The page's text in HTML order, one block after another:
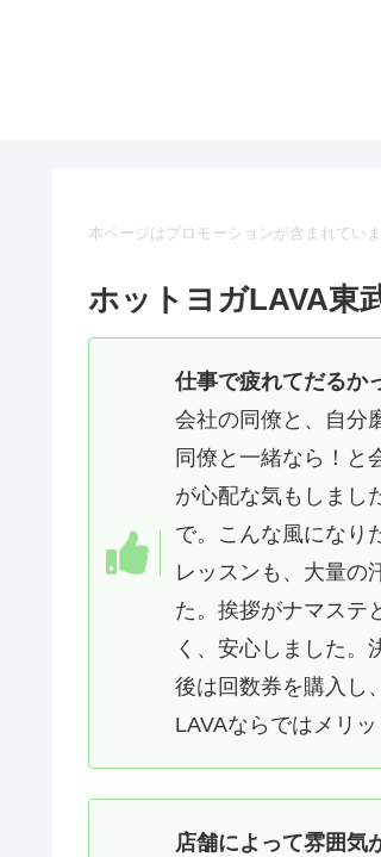
本ページはプロモーションが含まれてい
ホットヨガLAVA東
仕事で疲れてだるか
会社の同僚と、自分
同僚と一緒なら！と
が心配な気もしまし
で。こんな風になり
レッスンも、大量の
た。挨拶がナマステ
く、安心しました。
後は回数券を購入し
LAVAならではメリ
店舗によって雰囲気